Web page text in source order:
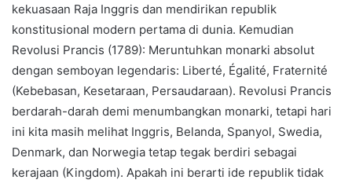
kekuasaan Raja Inggris dan mendirikan republik
konstitusional modern pertama di dunia. Kemudian
Revolusi Prancis (1789): Meruntuhkan monarki absolut
dengan semboyan legendaris: Liberté, Égalité, Fraternité
(Kebebasan, Kesetaraan, Persaudaraan). Revolusi Prancis
berdarah-darah demi menumbangkan monarki, tetapi hari
ini kita masih melihat Inggris, Belanda, Spanyol, Swedia,
Denmark, dan Norwegia tetap tegak berdiri sebagai
kerajaan (Kingdom). Apakah ini berarti ide republik tidak